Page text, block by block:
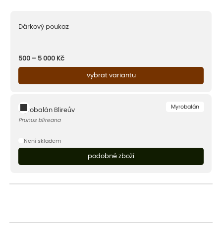
Dárkový poukaz
500 – 5 000 Kč
vybrat variantu
Myrobalán
Myrobalán Blireův
Prunus blireana
Není skladem
podobné zboží